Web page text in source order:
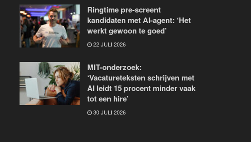
Ringtime pre-screent
kandidaten met AI-agent: ‘Het
werkt gewoon te goed’
22 JULI 2026
MIT-onderzoek:
‘Vacatureteksten schrijven met
AI leidt 15 procent minder vaak
tot een hire’
30 JULI 2026